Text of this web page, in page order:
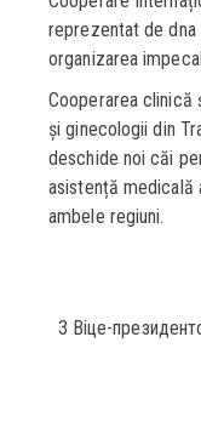
reprezentat de dna
organizarea
Cooperarea
și ginecologii din
deschide noi căi
asistență medicală
ambele regiuni.
З Віце-